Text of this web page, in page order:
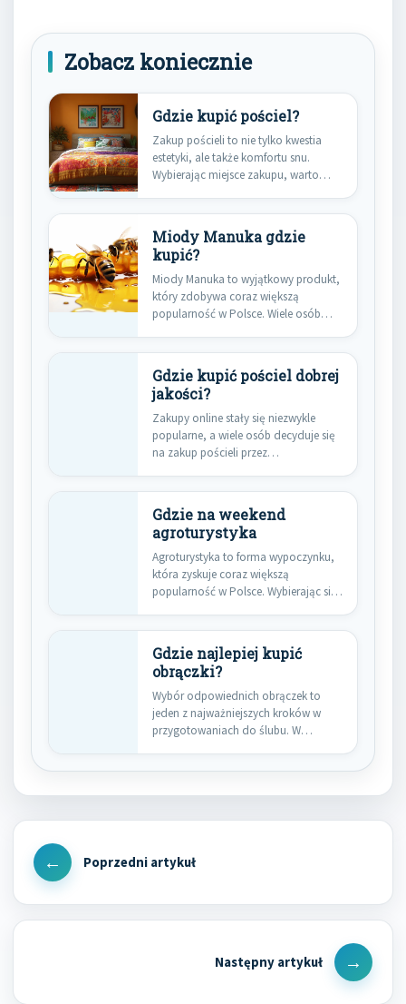
Zobacz koniecznie
Gdzie kupić pościel?
Zakup pościeli to nie tylko kwestia
estetyki, ale także komfortu snu.
Wybierając miejsce zakupu, warto…
Miody Manuka gdzie
kupić?
Miody Manuka to wyjątkowy produkt,
który zdobywa coraz większą
popularność w Polsce. Wiele osób
Gdzie kupić pościel dobrej
jakości?
Zakupy online stały się niezwykle
popularne, a wiele osób decyduje się
na zakup pościeli przez…
Gdzie na weekend
agroturystyka
Agroturystyka to forma wypoczynku,
która zyskuje coraz większą
popularność w Polsce. Wybierając się
Gdzie najlepiej kupić
obrączki?
Wybór odpowiednich obrączek to
jeden z najważniejszych kroków w
przygotowaniach do ślubu. W
Nawigacja
wpisu
Previous
Next
Post